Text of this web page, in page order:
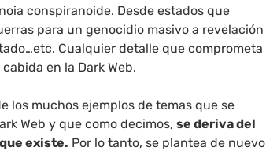
conspiranoide. Desde estados que
para un genocidio masivo a revelación
Cualquier detalle que comprometa
en la Dark Web.
los muchos ejemplos de temas que se
Web y que como decimos,se deriva del
existe. Por lo tanto, se plantea de nuevo